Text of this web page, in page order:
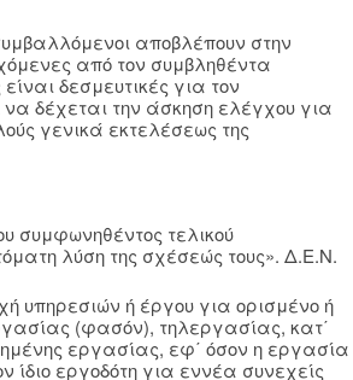
αποβλέπουν στην
από τον συμβληθέντα
δεσμευτικές για τον
να δέχεται την άσκηση ελέγχου για
γενικά εκτελέσεως της
συμφωνηθέντος τελικού
λύση της σχέσεώς τους». Δ.Ε.Ν.
υπηρεσιών ή έργου για ορισμένο ή
(φασόν), τηλεργασίας, κατ΄
εργασίας, εφ΄ όσον η εργασία
εργοδότη για εννέα συνεχείς